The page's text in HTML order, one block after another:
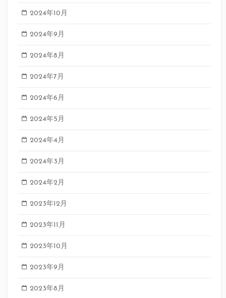
2024年10月
2024年9月
2024年8月
2024年7月
2024年6月
2024年5月
2024年4月
2024年3月
2024年2月
2023年12月
2023年11月
2023年10月
2023年9月
2023年8月